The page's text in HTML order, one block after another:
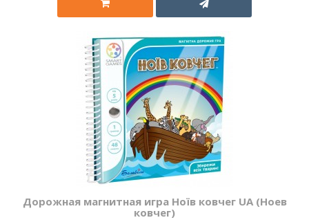
Дорожная магнитная игра Ноїв ковчег UA (Ноев
ковчег)